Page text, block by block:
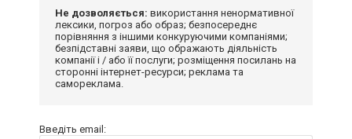
Не дозволяється: використання ненормативної
лексики, погроз або образ; безпосереднє
порівняння з іншими конкуруючими компаніями;
безпідставні заяви, що ображають діяльність
компанії і / або її послуги; розміщення посилань на
сторонні інтернет-ресурси; реклама та
самореклама.
Введіть email: